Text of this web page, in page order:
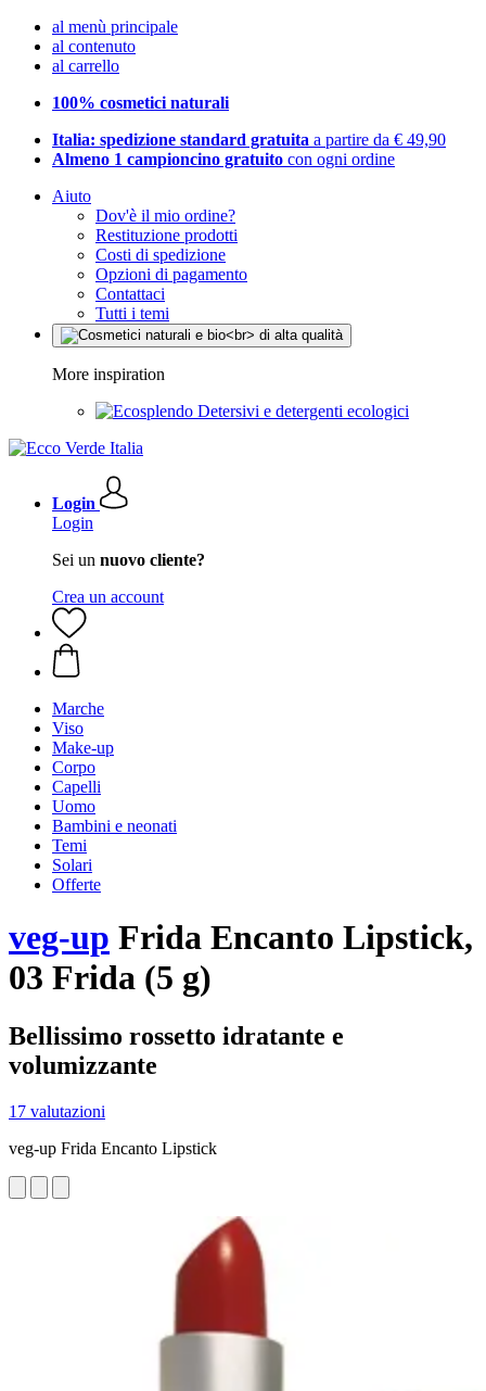
al menù principale
al contenuto
al carrello
100% cosmetici naturali
Italia: spedizione standard gratuita a partire da € 49,90
Almeno 1 campioncino gratuito con ogni ordine
Aiuto
Dov'è il mio ordine?
Restituzione prodotti
Costi di spedizione
Opzioni di pagamento
Contattaci
Tutti i temi
More inspiration
Detersivi e detergenti ecologici
Login
Login
Sei un nuovo cliente?
Crea un account
Marche
Viso
Make-up
Corpo
Capelli
Uomo
Bambini e neonati
Temi
Solari
Offerte
veg-up Frida Encanto Lipstick,
03 Frida (5 g)
Bellissimo rossetto idratante e
volumizzante
17 valutazioni
veg-up Frida Encanto Lipstick